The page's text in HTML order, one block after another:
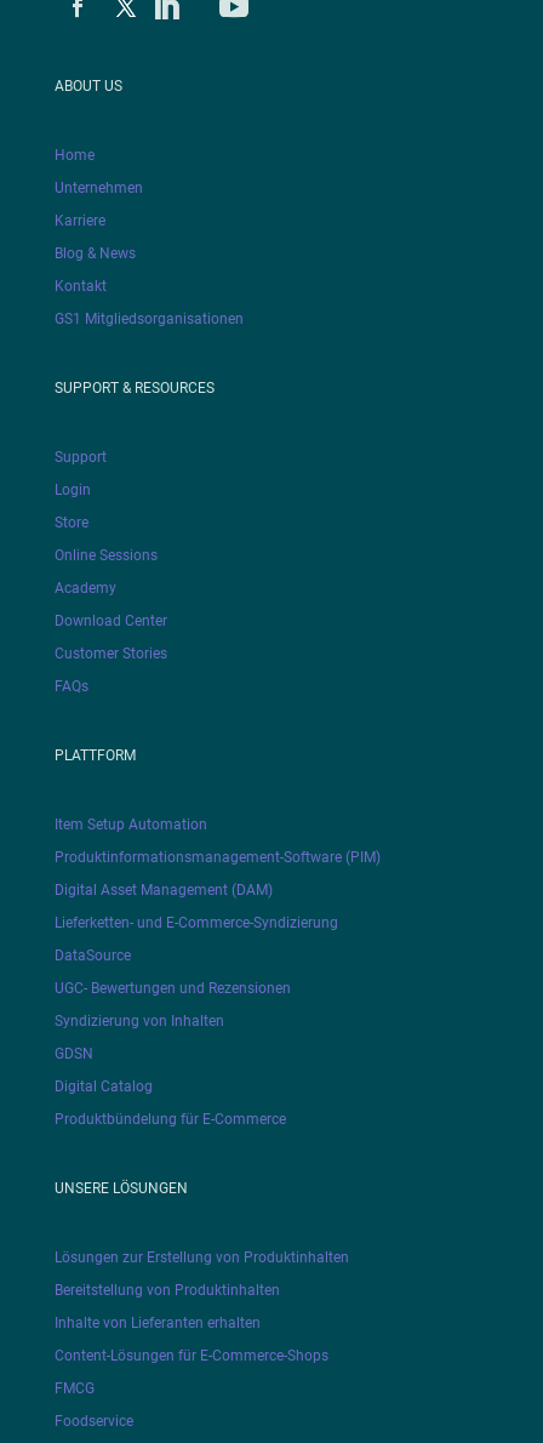
ABOUT US
Home
Unternehmen
Karriere
Blog & News
Kontakt
GS1 Mitgliedsorganisationen
SUPPORT & RESOURCES
Support
Login
Store
Online Sessions
Academy
Download Center
Customer Stories
FAQs
PLATTFORM
Item Setup Automation
Produktinformationsmanagement-Software (PIM)
Digital Asset Management (DAM)
Lieferketten- und E-Commerce-Syndizierung
DataSource
UGC- Bewertungen und Rezensionen
Syndizierung von Inhalten
GDSN
Digital Catalog
Produktbündelung für E-Commerce
UNSERE LÖSUNGEN
Lösungen zur Erstellung von Produktinhalten
Bereitstellung von Produktinhalten
Inhalte von Lieferanten erhalten
Content-Lösungen für E-Commerce-Shops
FMCG
Foodservice